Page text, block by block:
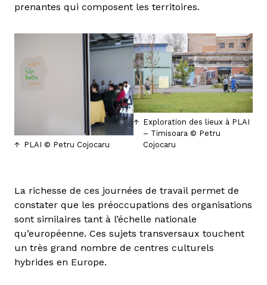
prenantes qui composent les territoires.
PLAI © Petru Cojocaru
Exploration des lieux à PLAI
– Timisoara © Petru
Cojocaru
La richesse de ces journées de travail permet de
constater que les préoccupations des organisations
sont similaires tant à l’échelle nationale
qu’européenne. Ces sujets transversaux touchent
un très grand nombre de centres culturels
hybrides en Europe.